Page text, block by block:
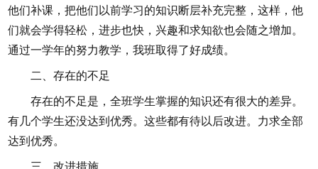
他们补课，把他们以前学习的知识断层补充完整，这样，他
们就会学得轻松，进步也快，兴趣和求知欲也会随之增加。
通过一学年的努力教学，我班取得了好成绩。
二、存在的不足
存在的不足是，全班学生掌握的知识还有很大的差异。
有几个学生还没达到优秀。这些都有待以后改进。力求全部
达到优秀。